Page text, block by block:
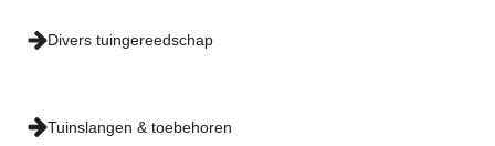
Divers tuingereedschap
Tuinslangen & toebehoren